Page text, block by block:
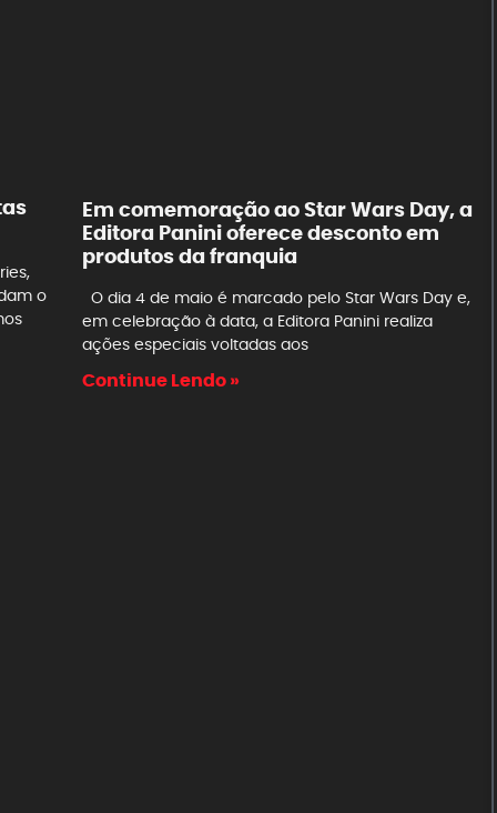
o
Em comemoração ao Star Wars Day, a
Editora Panini oferece desconto em
produtos da franquia
O dia 4 de maio é marcado pelo Star Wars Day e,
em celebração à data, a Editora Panini realiza
ações especiais voltadas aos
Continue Lendo »